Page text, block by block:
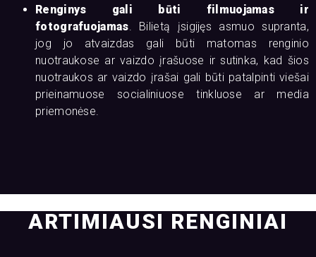
Renginys gali būti filmuojamas ir
fotografuojamas . Bilietą įsigijęs asmuo supranta,
jog jo atvaizdas gali būti matomas renginio
nuotraukose ar vaizdo įrašuose ir sutinka, kad šios
nuotraukos ar vaizdo įrašai gali būti patalpinti viešai
prieinamuose socialiniuose tinkluose ar media
priemonėse.
ARTIMIAUSI RENGINIAI